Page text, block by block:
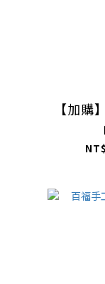
【加購